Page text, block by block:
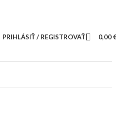
PRIHLÁSIŤ / REGISTROVAŤ 0,00